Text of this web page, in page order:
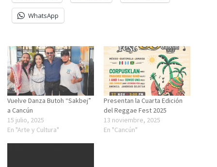
WhatsApp
Vuelve Danza Butoh “Sakbej”
a Cancún
15 julio, 2025
En "Arte y Cultura"
Presentan la Cuarta Edición
del Reggae Fest 2025
13 noviembre, 2025
En "Cancún"